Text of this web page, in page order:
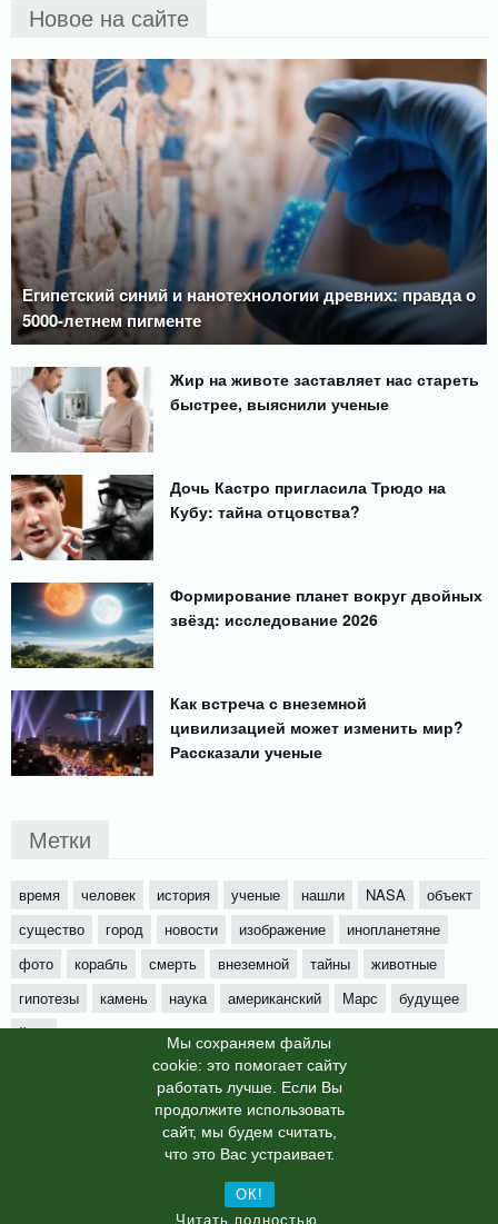
Мы cохраняем файлы
cookie: это помогает сайту
работать лучше. Если Вы
продолжите использовать
сайт, мы будем считать,
что это Вас устраивает.
ОК!
Читать полностью.
Новое на сайте
Египетский синий и нанотехнологии древних: правда о
5000-летнем пигменте
Жир на животе заставляет нас стареть
быстрее, выяснили ученые
Дочь Кастро пригласила Трюдо на
Кубу: тайна отцовства?
Формирование планет вокруг двойных
звёзд: исследование 2026
Как встреча с внеземной
цивилизацией может изменить мир?
Рассказали ученые
Метки
время человек история ученые нашли NASA
объект
существо
город новости изображение
инопланетяне
фото
корабль смерть внеземной тайны
животные
гипотезы
камень наука американский Марс
будущее
йети
© info-dimurra.ru 2025г. This site is protected by
reCAPTCHA and the GooglePrivacy Policyand
apply.